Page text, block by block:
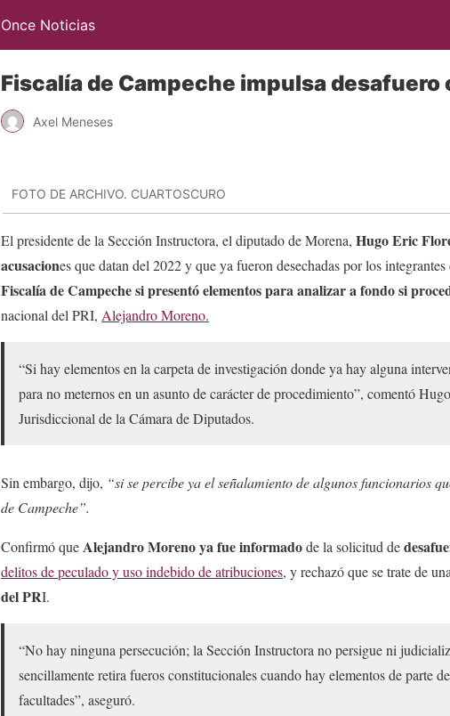
Once Noticias
Fiscalía de Campeche impulsa
Axel Meneses
FOTO DE ARCHIVO. CUARTOSCURO
El presidente de la Sección Instructora, el diputado de Morena, Hugo Eric
acusaciones que datan del 2022 y que ya fueron desechadas por los
Fiscalía de Campeche si presentó elementos para analizar a fondo si
nacional del PRI, Alejandro Moreno.
“Si hay elementos en la carpeta de investigación donde ya hay alguna
para no meternos en un asunto de carácter de procedimiento”, comentó
Jurisdiccional de la Cámara de Diputados.
Sin embargo, dijo, “si se percibe ya el señalamiento de algunos funcionarios
de Campeche”.
Confirmó queAlejandro Moreno ya fue informadode la solicitud de
delitos de peculado y uso indebido de atribuciones, y rechazó que se trate de una
del PRI.
“No hay ninguna persecución; la Sección Instructora no persigue ni
sencillamente retira fueros constitucionales cuando hay elementos de parte
facultades”, aseguró.